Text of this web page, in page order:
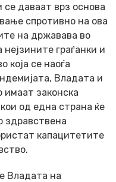
се даваат врз основа
спротивно на ова
на државава во
нејзините граѓанки и
која се наоѓа
Владата и
законска
од една страна ќе
здравствена
капацитетите
Владата на